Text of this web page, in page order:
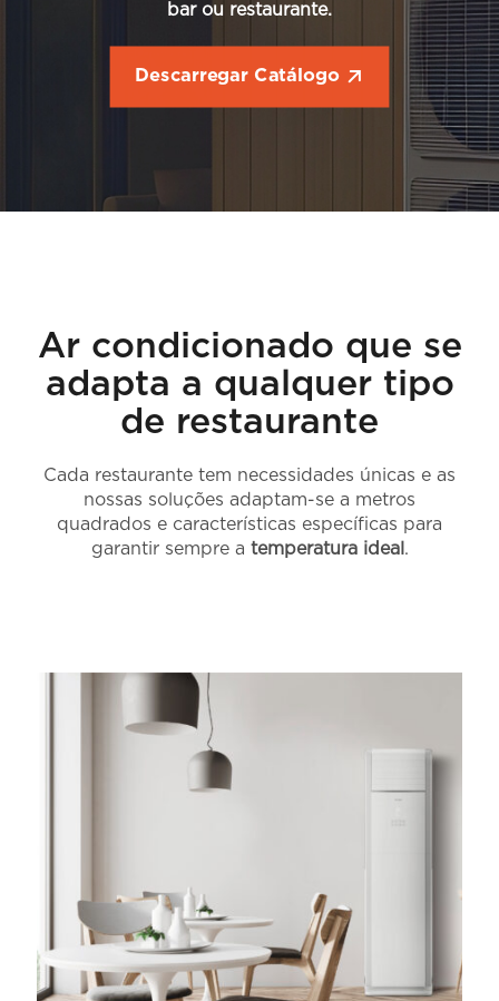
bar ou restaurante.
Descarregar Catálogo
Ar condicionado que se
adapta a qualquer tipo
de restaurante
Cada restaurante tem necessidades únicas e as
nossas soluções adaptam-se a metros
quadrados e características específicas para
garantir sempre a temperatura ideal .